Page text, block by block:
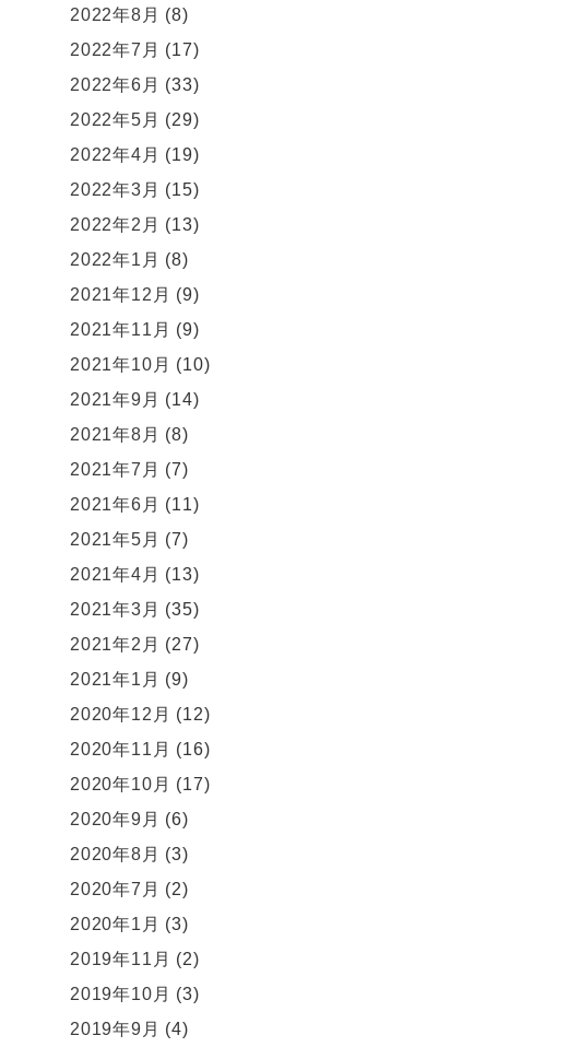
2022年8月 (8)
2022年7月 (17)
2022年6月 (33)
2022年5月 (29)
2022年4月 (19)
2022年3月 (15)
2022年2月 (13)
2022年1月 (8)
2021年12月 (9)
2021年11月 (9)
2021年10月 (10)
2021年9月 (14)
2021年8月 (8)
2021年7月 (7)
2021年6月 (11)
2021年5月 (7)
2021年4月 (13)
2021年3月 (35)
2021年2月 (27)
2021年1月 (9)
2020年12月 (12)
2020年11月 (16)
2020年10月 (17)
2020年9月 (6)
2020年8月 (3)
2020年7月 (2)
2020年1月 (3)
2019年11月 (2)
2019年10月 (3)
2019年9月 (4)